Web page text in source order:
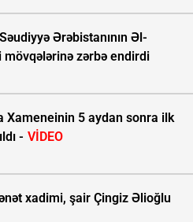
Ərəbistanının Əl-
mövqələrinə zərbə endirdi
Xameneinin 5 aydan sonra ilk
- VİDEO
xadimi, şair Çingiz Əlioğlu